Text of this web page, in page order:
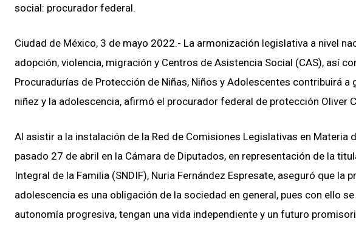
social: procurador federal.
Ciudad de México, 3 de mayo 2022.- La armonización legislativa a nivel
adopción, violencia, migración y Centros de Asistencia Social (CAS), así
Procuradurías de Protección de Niñas, Niños y Adolescentes contribuirá
niñez y la adolescencia, afirmó el procurador federal de protección Oliver
Al asistir a la instalación de la Red de Comisiones Legislativas en Materia
pasado 27 de abril en la Cámara de Diputados, en representación de la
Integral de la Familia (SNDIF), Nuria Fernández Espresate, aseguró que la
adolescencia es una obligación de la sociedad en general, pues con ello
autonomía progresiva, tengan una vida independiente y un futuro